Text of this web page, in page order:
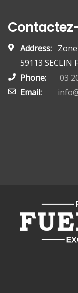
Address:
59113 SECLIN
Phone:
03
Email: